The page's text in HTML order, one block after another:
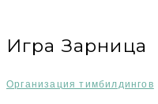
Игра Зарница
Организация тимбилдингов